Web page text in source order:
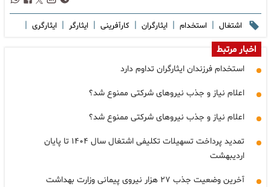
اشتغال | استخدام | ایثارگران | کارآفرینی | ایثارگر | ایثارگری |
اخبار مرتبط
استخدام فرزندان ایثارگران تداوم دارد
اعلام نیاز و جذب نیروهای شرکتی ممنوع شد؟
اعلام نیاز و جذب نیروهای شرکتی ممنوع شد؟
تمدید پرداخت تسهیلات تکلیفی اشتغال سال ۱۴۰۴ تا پایان
اردیبهشت
آخرین وضعیت جذب ۲۷ هزار نیروی پیمانی وزارت بهداشت